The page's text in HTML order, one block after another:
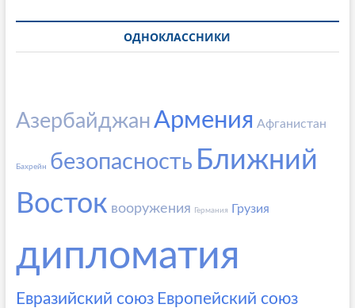
ОДНОКЛАССНИКИ
АзербайджанАрмения Афганистан
Бахрейн безопасность Ближний
Восток вооружения Германия Грузия
дипломатия
Евразийский союз Европейский союз